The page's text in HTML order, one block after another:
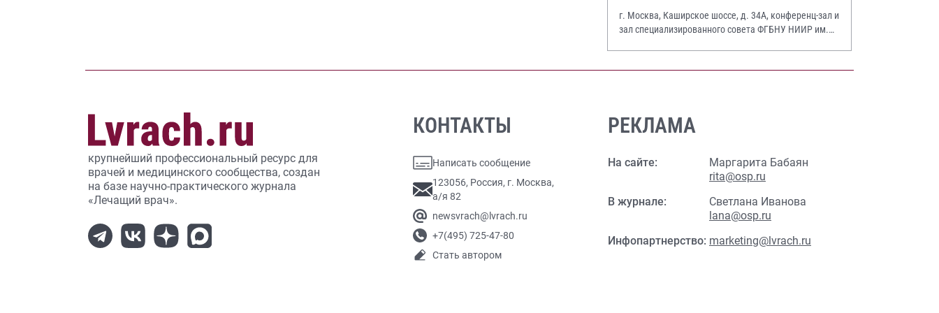
г. Москва, Каширское шоссе, д. 34А, конференц-зал и
зал специализированного совета ФГБНУ НИИР им.
крупнейший профессиональный ресурс для
врачей и медицинского сообщества, создан
на базе научно-практического журнала
«Лечащий врач».
КОНТАКТЫ
Написать сообщение
123056, Россия, г. Москва,
а/я 82
newsvrach@lvrach.ru
+7(495) 725-47-80
Стать автором
РЕКЛАМА
На сайте:
Маргарита Бабаян
rita@osp.ru
В журнале:
Светлана Иванова
lana@osp.ru
Инфопартнерство: marketing@lvrach.ru